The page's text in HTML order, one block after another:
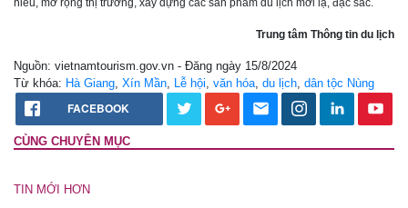
hiểu, mở rộng thị trường, xây dựng các sản phẩm du lịch mới lạ, đặc sắc.
Trung tâm Thông tin du lịch
Nguồn: vietnamtourism.gov.vn - Đăng ngày 15/8/2024
Từ khóa: Hà Giang, Xín Mần, Lễ hội, văn hóa, du lịch, dân tộc Nùng
FACEBOOK
CÙNG CHUYÊN MỤC
TIN MỚI HƠN